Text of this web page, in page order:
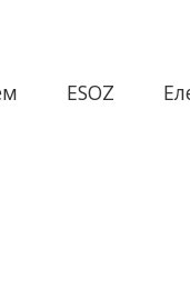
ESOZ